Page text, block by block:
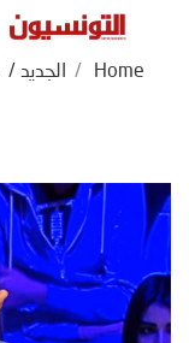
Home
/ الجديد /